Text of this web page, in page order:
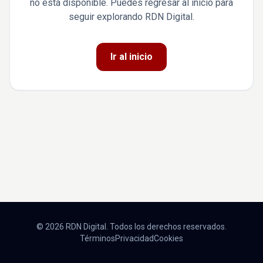
no está disponible. Puedes regresar al inicio para
seguir explorando RDN Digital.
Ir al inicio
© 2026 RDN Digital. Todos los derechos reservados.
TérminosPrivacidadCookies